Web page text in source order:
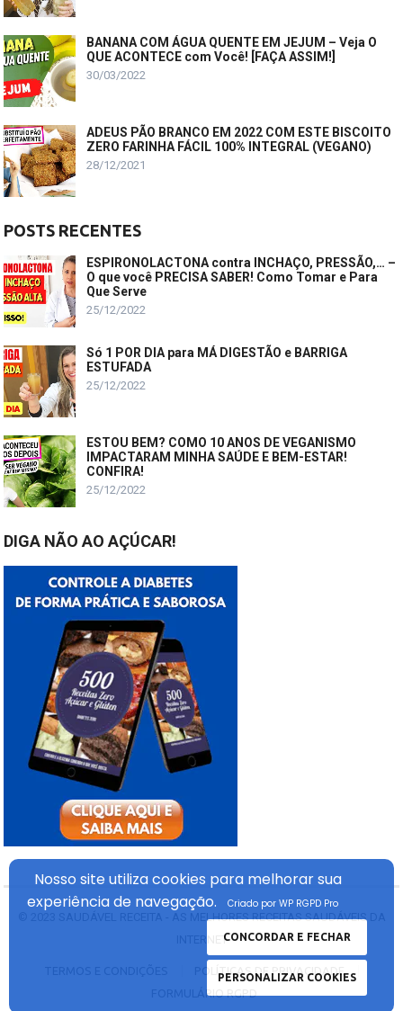
BANANA COM ÁGUA QUENTE EM JEJUM – Veja O
QUE ACONTECE com Você! [FAÇA ASSIM!]
30/03/2022
ADEUS PÃO BRANCO EM 2022 COM ESTE BISCOITO
ZERO FARINHA FÁCIL 100% INTEGRAL (VEGANO)
28/12/2021
POSTS RECENTES
ESPIRONOLACTONA contra INCHAÇO, PRESSÃO,… –
O que você PRECISA SABER! Como Tomar e Para
Que Serve
25/12/2022
Só 1 POR DIA para MÁ DIGESTÃO e BARRIGA
ESTUFADA
25/12/2022
ESTOU BEM? COMO 10 ANOS DE VEGANISMO
IMPACTARAM MINHA SAÚDE E BEM-ESTAR!
CONFIRA!
25/12/2022
DIGA NÃO AO AÇÚCAR!
SAUDÁVEL RECEITA - AS MELHORES RECEITAS SAUDÁVEIS DA
INTERNET
FORMULÁRIO RGPD
Nosso site utiliza cookies para melhorar sua
experiênciade navegação.
CONCORDAR E FECHAR
PERSONALIZAR COOKIES
Criado por WP RGPD Pro